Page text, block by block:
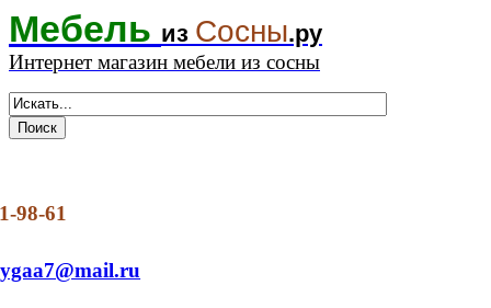
Мебель из Сосны.ру
Интернет магазин мебели из сосны
98-61